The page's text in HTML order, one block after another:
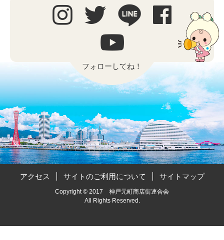
フォローしてね！
アクセス サイトのご利用について サイトマップ
Copyright © 2017 神戸元町商店街連合会
All Rights Reserved.